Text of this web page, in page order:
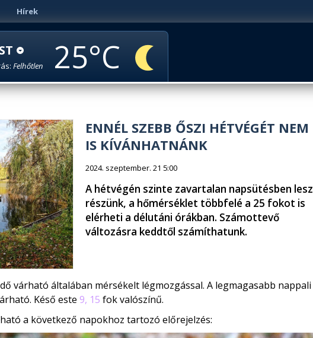
Hírek
Felhőtlen 25
ENNÉL SZEBB ŐSZI HÉTVÉGÉT NEM
IS KÍVÁNHATNÁNK
2024. szeptember. 21 5:00
A hétvégén szinte zavartalan napsütésben lesz
részünk, a hőmérséklet többfelé a 25 fokot is
elérheti a délutáni órákban. Számottevő
változásra keddtől számíthatunk.
várható általában mérsékelt légmozgással. A legmagasabb nappali
Késő este 9, 15 fok valószínű.
a következő napokhoz tartozó előrejelzés: